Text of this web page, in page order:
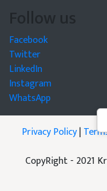
Follow us
Facebook
Twitter
LinkedIn
Instagram
WhatsApp
Privacy Policy|
CopyRight - 2021